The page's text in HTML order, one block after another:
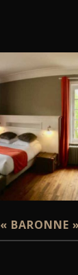
BARONNE »